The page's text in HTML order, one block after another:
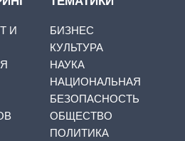
И
БИЗНЕС
КУЛЬТУРА
НАУКА
НАЦИОНАЛЬНАЯ
БЕЗОПАСНОСТЬ
ОБЩЕСТВО
ПОЛИТИКА